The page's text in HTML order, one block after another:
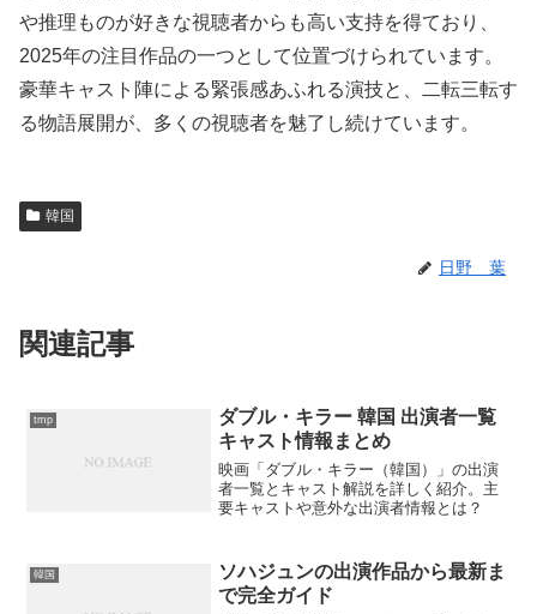
や推理ものが好きな視聴者からも高い支持を得ており、
2025年の注目作品の一つとして位置づけられています。
豪華キャスト陣による緊張感あふれる演技と、二転三転す
る物語展開が、多くの視聴者を魅了し続けています。
韓国
日野 葉
関連記事
tmp
ダブル・キラー 韓国 出演者一覧
キャスト情報まとめ
映画「ダブル・キラー（韓国）」の出演
者一覧とキャスト解説を詳しく紹介。主
要キャストや意外な出演者情報とは？
韓国
ソハジュンの出演作品から最新ま
で完全ガイド